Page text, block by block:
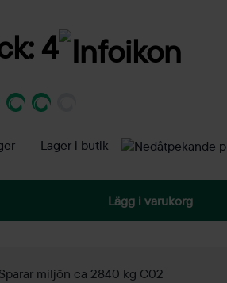
4
Lager i butik
Lägg i varukorg
Sparar miljön ca 2840 kg C02